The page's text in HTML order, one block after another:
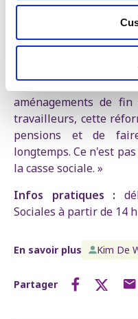
une nouvelle journée
« Les pensions
de la population
ne le conteste,
mettre l’accent sur
aménagements de
travailleurs, cette
pensions et de
longtemps. Ce n'est
la casse sociale. »
Infos pratiques :
Sociales à partir de 14 h
En savoir plus Kim De
Partager